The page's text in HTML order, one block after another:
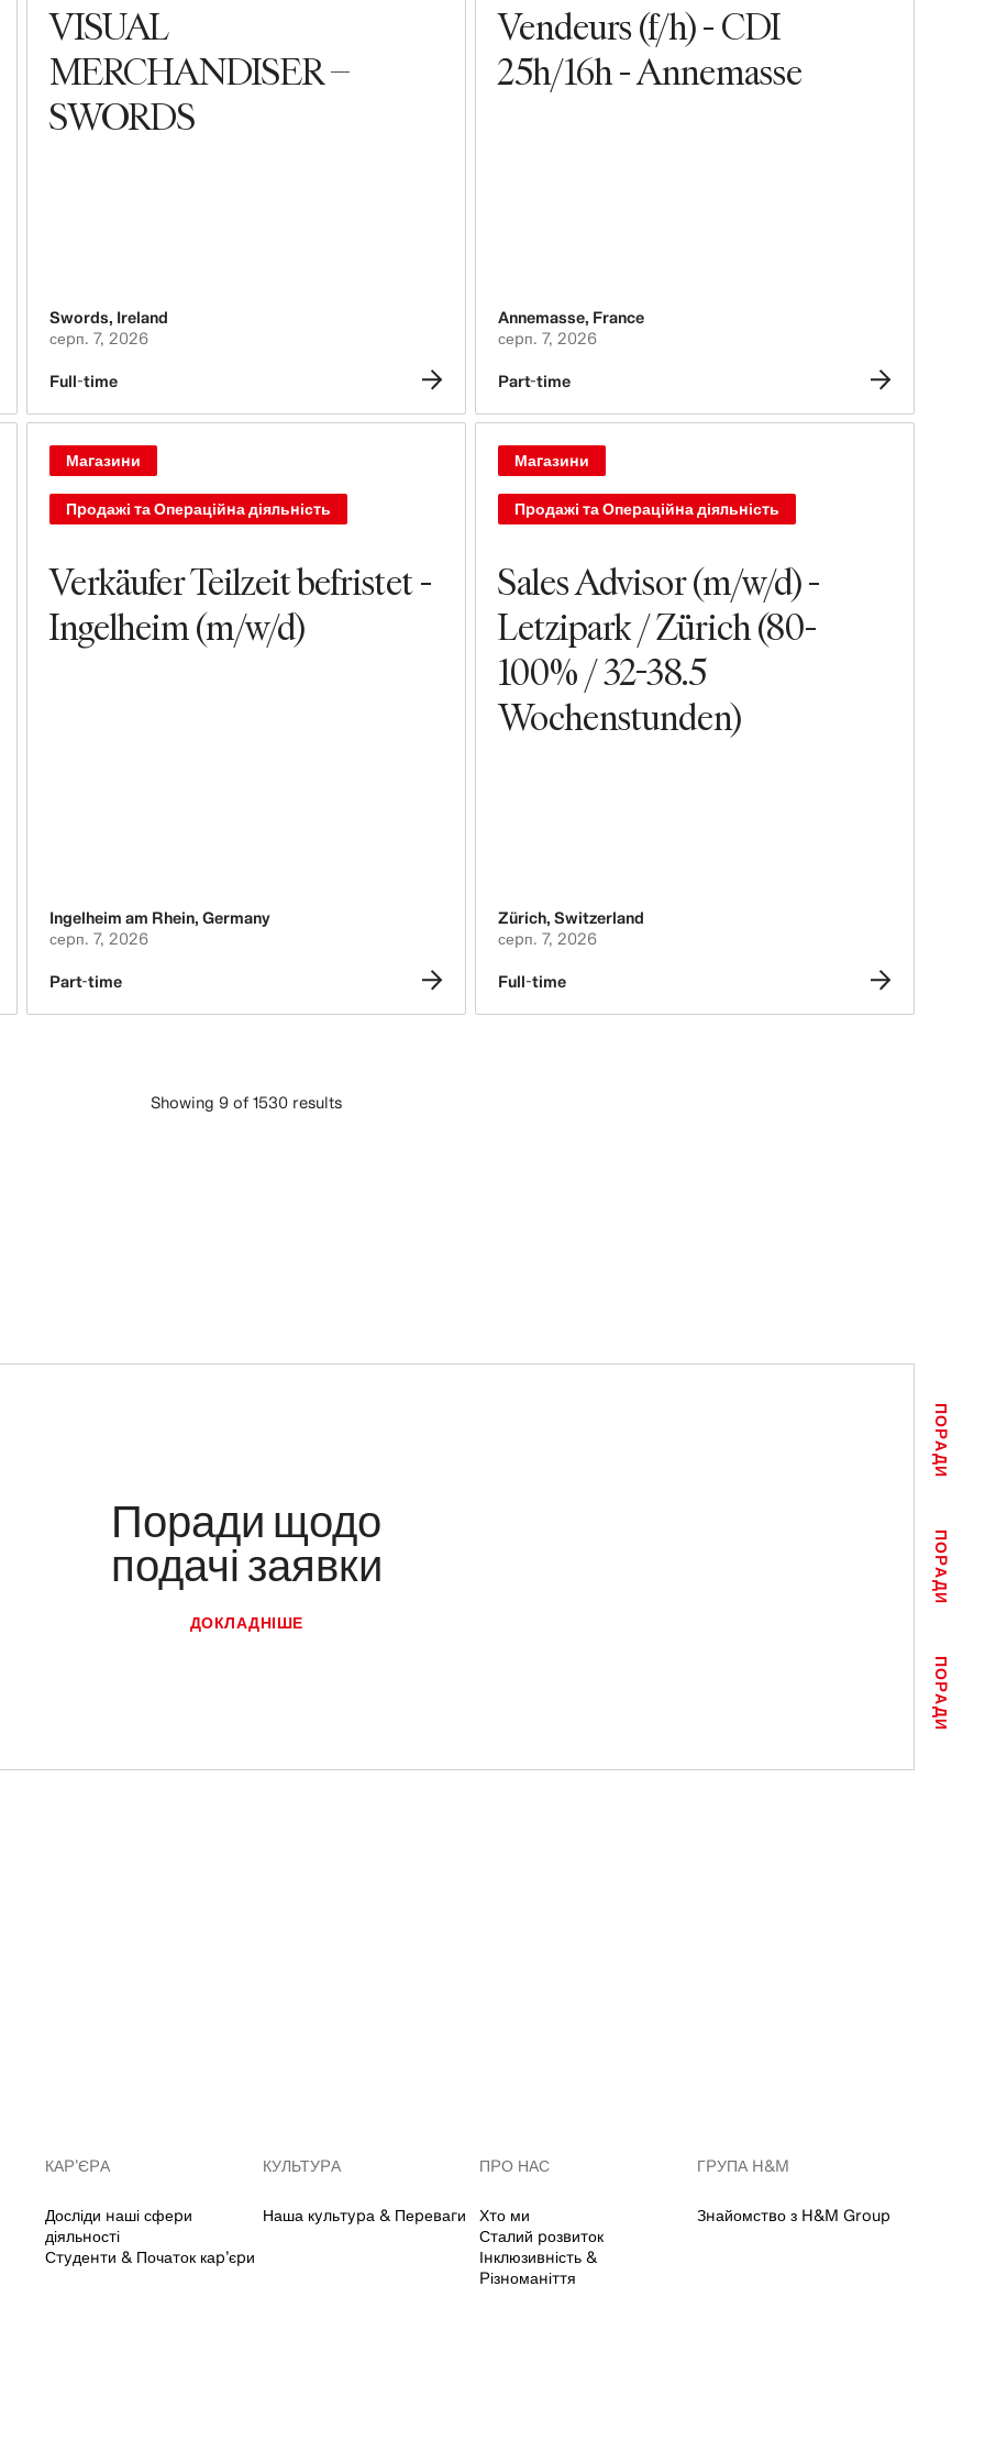
Люди, культура, інклюзивність та
різноманіття
VISUAL
MERCHANDISER –
SWORDS
Swords, Ireland
серп. 7, 2026
Full-time
Vendeurs (f/h) - CDI
25h/16h - Annemasse
Annemasse, France
серп. 7, 2026
Part-time
Verkäufer Teilzeit befristet -
Ingelheim (m/w/d)
Магазини
Продажі та Операційна діяльність
Ingelheim am Rhein, Germany
серп. 7, 2026
Part-time
Sales Advisor (m/w/d) -
Letzipark / Zürich (80-
100% / 32-38.5
Wochenstunden)
Магазини
Продажі та Операційна діяльність
Zürich, Switzerland
серп. 7, 2026
Full-time
Showing 9 of 1530 results
Поради щодо
подачі заявки
ДОКЛАДНІШЕ
ПОРАДИ
ПОРАДИ
ПОРАДИ
КАР’ЄРА
Досліди наші сфери
діяльності
Студенти & Початок кар’єри
КУЛЬТУРА
Наша культура & Переваги
ПРО НАС
Хто ми
Сталий розвиток
Інклюзивність &
Різноманіття
ГРУПА H&M
Знайомство з H&M Group